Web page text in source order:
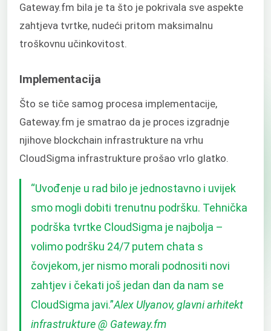
Gateway.fm bila je ta što je pokrivala sve aspekte
zahtjeva tvrtke, nudeći pritom maksimalnu
troškovnu učinkovitost.
Implementacija
Što se tiče samog procesa implementacije,
Gateway.fm je smatrao da je proces izgradnje
njihove blockchain infrastrukture na vrhu
CloudSigma infrastrukture prošao vrlo glatko.
“Uvođenje u rad bilo je jednostavno i uvijek
smo mogli dobiti trenutnu podršku. Tehnička
podrška tvrtke CloudSigma je najbolja –
volimo podršku 24/7 putem chata s
čovjekom, jer nismo morali podnositi novi
zahtjev i čekati još jedan dan da nam se
CloudSigma javi.”Alex Ulyanov, glavni arhitekt
infrastrukture @ Gateway.fm